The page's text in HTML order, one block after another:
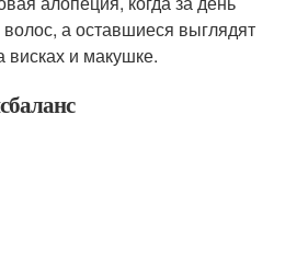
а оставшиеся выглядят
висках и макушке.